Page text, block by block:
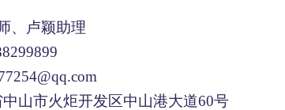
、卢颖助理
山市火炬开发区中山港大道60号